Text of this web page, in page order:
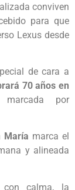
conviven
para que
Lexus desde
de cara a
70 años en
por
María marca el
y alineada
calma, la